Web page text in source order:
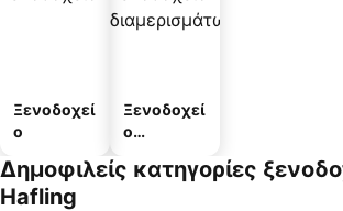
Ξενοδοχεί
ο
Ξενοδοχεί
ο
άτων
Δημοφιλείς κατηγορίες
Hafling